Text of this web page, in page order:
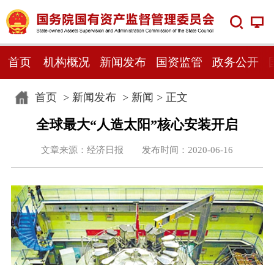
首页 机构概况 新闻发布 国资监管 政务公开
首页> 新闻发布> 新闻 > 正文
全球最大“人造太阳”核心安装开启
文章来源：经济日报 发布时间：2020-06-16